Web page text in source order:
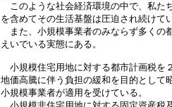
このような社会経済環境の中で、私た
を含めてその生活基盤は圧迫され続けて
また、小規模事業者のみならず多くの
えいでいる実態にある。
小規模住宅用地に対する都市計画税を
地価高騰に伴う負担の緩和を目的として
小規模事業者が適用を受けている。